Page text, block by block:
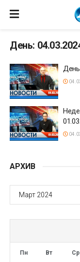
День:
АРХИВ
АРХИВ
Пн Вт Ср